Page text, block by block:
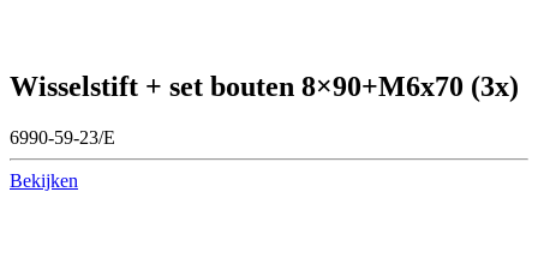
Wisselstift + set bouten 8×90+M6x70 (3x)
6990-59-23/E
Bekijken